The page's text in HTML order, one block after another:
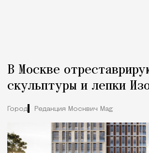
В Москве
скульптуры и лепки
Город Редакция Москвич Mag